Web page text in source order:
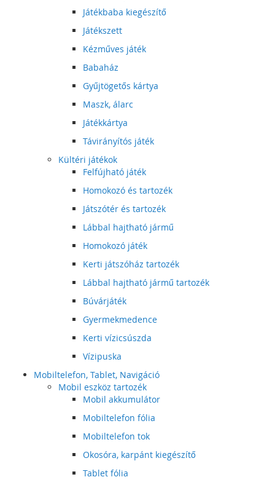
Játékbaba kiegészítő
Játékszett
Kézműves játék
Babaház
Gyűjtögetős kártya
Maszk, álarc
Játékkártya
Távirányítós játék
Kültéri játékok
Felfújható játék
Homokozó és tartozék
Játszótér és tartozék
Lábbal hajtható jármű
Homokozó játék
Kerti játszóház tartozék
Lábbal hajtható jármű tartozék
Búvárjáték
Gyermekmedence
Kerti vízicsúszda
Vízipuska
Mobiltelefon, Tablet, Navigáció
Mobil eszköz tartozék
Mobil akkumulátor
Mobiltelefon fólia
Mobiltelefon tok
Okosóra, karpánt kiegészítő
Tablet fólia